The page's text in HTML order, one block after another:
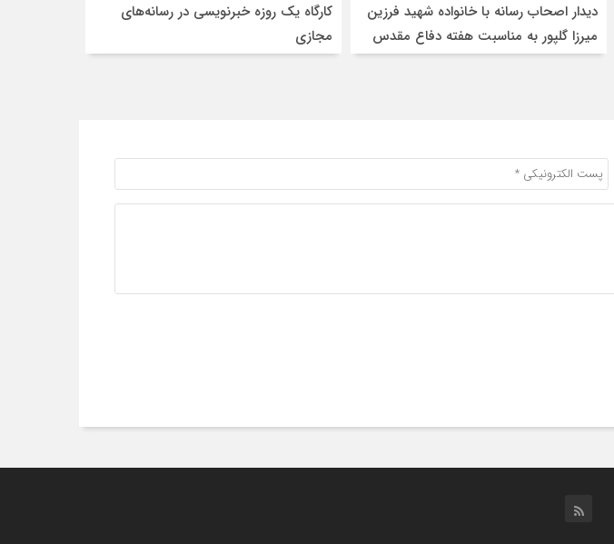
دیدار اصحاب رسانه با خانواده شهید فرزین
میرزا گلپور به مناسبت هفته دفاع مقدس
کارگاه یک روزه خبرنویسی در رسانه‌های
مجازی